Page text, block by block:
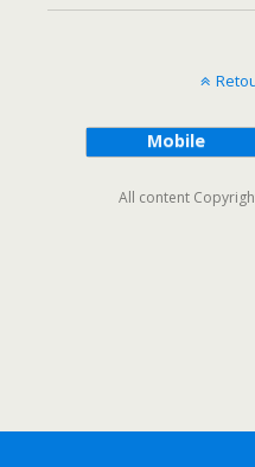
Mobile
All content